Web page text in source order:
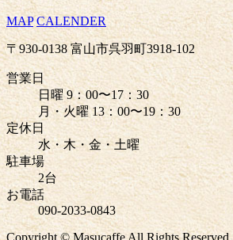
MAP CALENDER
〒930-0138 富山市呉羽町3918-102
営業日
日曜 9：00〜17：30
月・火曜 13：00〜19：30
定休日
水・木・金・土曜
駐車場
2台
お電話
090-2033-0843
Copyright © Masucaffe All Rights Reserved.